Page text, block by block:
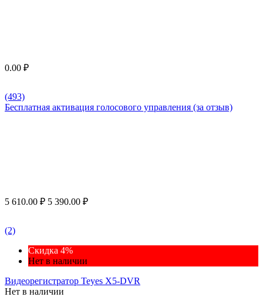
0.00 ₽
(493)
Бесплатная активация голосового управления (за отзыв)
5 610.00 ₽ 5 390.00 ₽
(2)
Скидка 4%
Нет в наличии
Видеорегистратор Teyes X5-DVR
Нет в наличии